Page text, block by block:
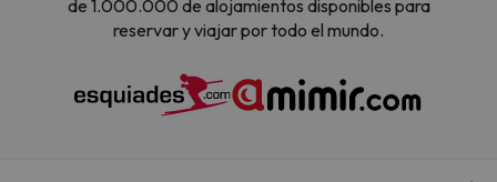
de 1.000.000 de alojamientos disponibles para
reservar y viajar por todo el mundo.